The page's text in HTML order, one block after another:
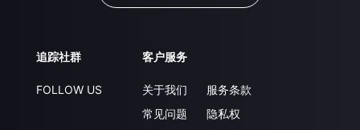
追踪社群
FOLLOW US
客户服务
关于我们
常见问题
服务条款
隐私权